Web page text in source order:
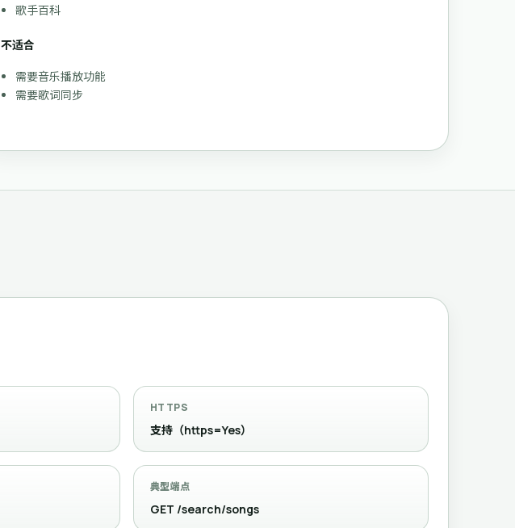
歌手百科
不适合
需要音乐播放功能
需要歌词同步
HTTPS
支持（https=Yes）
典型端点
GET /search/songs